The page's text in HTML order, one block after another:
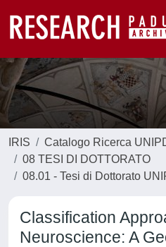
IRIS
Catalogo Ricerca
08 TESI DI DOTTORATO
08.01 - Tesi di Dottorato
Classification
Neuroscience: A